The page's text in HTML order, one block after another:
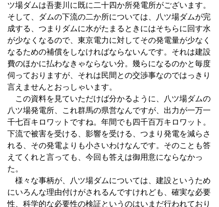
ツ場ダムは吾妻川に既に二十四か所発電所がございます。
そして、ダムの下流の二か所については、八ツ場ダムが完
成する、つまりダムに水がたまるときにはそちらに回す水
が少なくなるので、東京電力に対してその発電量が少なく
なるための補償をしなければならないんです。それは建設
費のほかに払わなきゃならない分。幾らになるのかと毎度
伺っておりますが、それは民間との交渉事なのではっきり
言えませんとおっしゃいます。
この資料を見ていただけば分かるように、八ツ場ダムの
八ツ場発電所、これ群馬の県営なんですが、出力が一万一
千七百キロワットですね。年間でも四千百万キロワット。
下流で被害を受ける、影響を受ける、つまり発電を減らさ
れる、その発電よりも小さいわけなんです。そのことも答
えてくれと言っても、今回も答えは御用意にならなかっ
た。
様々な事柄が、八ツ場ダムについては、建設というため
にいろんな理由付けがされるんですけれども、確実な必要
性、科学的な必要性の検証というのはいまだ行われており